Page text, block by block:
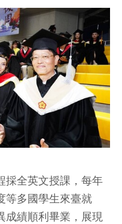
採全英文授課，每年
等多國學生來臺就
成績順利畢業，展現